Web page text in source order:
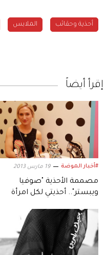
أحذية وحقائب الملابس
إقرأ أيضاً
#أخبار الموضة 19 مارس 2013
مصممة الأحذية "صوفيا
ويبستر".. أحذيتي لكل امرأة